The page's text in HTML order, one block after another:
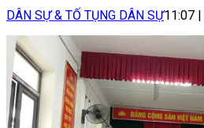
DÂN SỰ & TỐ TỤNG DÂN SỰ11:07